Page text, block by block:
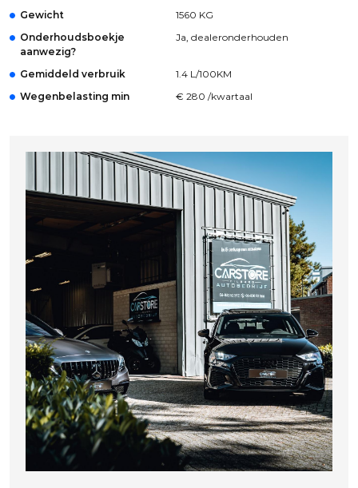
Gewicht
1560 KG
Onderhoudsboekje
aanwezig?
Ja, dealeronderhouden
Gemiddeld verbruik
1.4 L/100KM
Wegenbelasting min
€ 280 /kwartaal